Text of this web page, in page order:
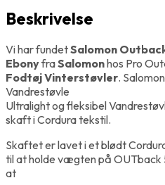
Beskrivelse
Vi har fundetSalomon
EbonyfraSalomonhos Pro
Fodtøj Vinterstøvler.
Vandrestøvle
Ultralight og fleksibel
skaft i Cordura tekstil.
Skaftet er lavet i et blødt
til at holde vægten på OUTback
at